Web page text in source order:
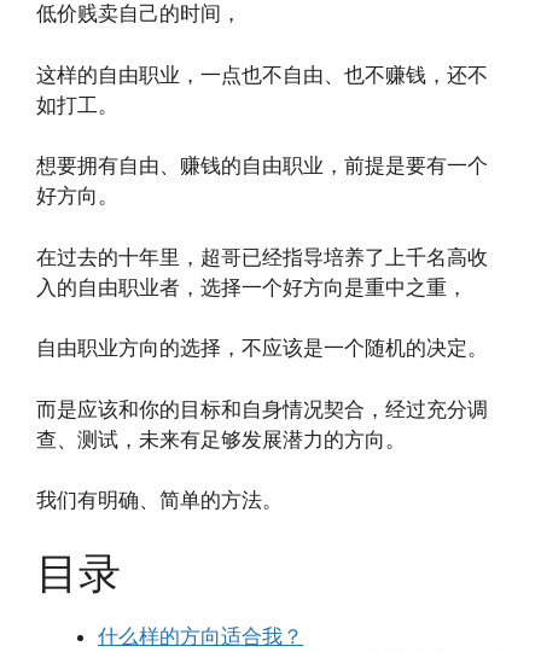
低价贱卖自己的时间，
这样的自由职业，一点也不自由、也不赚钱，还不
如打工。
想要拥有自由、赚钱的自由职业，前提是要有一个
好方向。
在过去的十年里，超哥已经指导培养了上千名高收
入的自由职业者，选择一个好方向是重中之重，
自由职业方向的选择，不应该是一个随机的决定。
而是应该和你的目标和自身情况契合，经过充分调
查、测试，未来有足够发展潜力的方向。
我们有明确、简单的方法。
目录
什么样的方向适合我？